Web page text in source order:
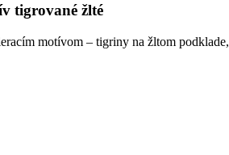
tigrované žlté
motívom – tigriny na žltom